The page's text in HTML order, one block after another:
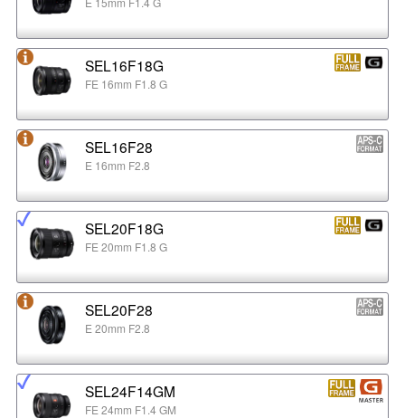
SEL16F18G
FE 16mm F1.8 G
SEL16F28
E 16mm F2.8
SEL20F18G
FE 20mm F1.8 G
SEL20F28
E 20mm F2.8
SEL24F14GM
FE 24mm F1.4 GM